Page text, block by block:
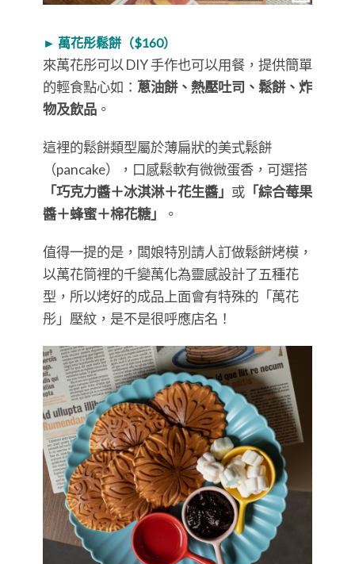
► 萬花彤鬆餅（$160）
來萬花彤可以 DIY 手作也可以用餐，提供簡單
的輕食點心如： 蔥油餅、熱壓吐司、鬆餅、炸
物及飲品 。
這裡的鬆餅類型屬於薄扁狀的美式鬆餅
（pancake），口感鬆軟有微微蛋香，可選搭
「巧克力醬＋冰淇淋＋花生醬」 或 「綜合莓果
醬＋蜂蜜＋棉花糖」
。
值得一提的是，闆娘特別請人訂做鬆餅烤模，
以萬花筒裡的千變萬化為靈感設計了五種花
型，所以烤好的成品上面會有特殊的「萬花
彤」壓紋，是不是很呼應店名！